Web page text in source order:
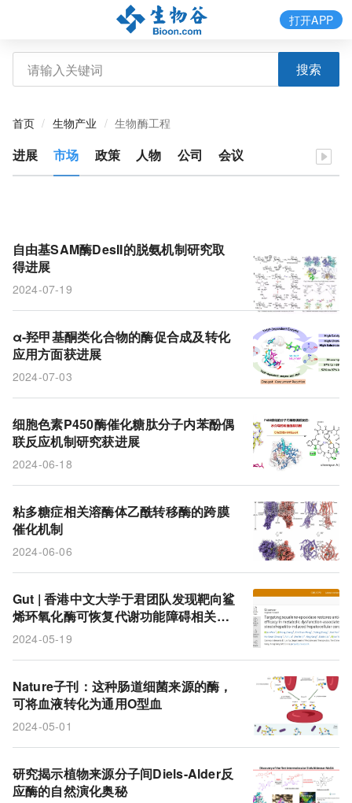
搜索
打开APP
首页 生物产业 生物酶工程
进展 市场 政策 人物 公司 会议
自由基SAM酶DesII的脱氨机制研究取
得进展
2024-07-19
α-羟甲基酮类化合物的酶促合成及转化
应用方面获进展
2024-07-03
细胞色素P450酶催化糖肽分子内苯酚偶
联反应机制研究获进展
2024-06-18
粘多糖症相关溶酶体乙酰转移酶的跨膜
催化机制
2024-06-06
Gut | 香港中文大学于君团队发现靶向鲨
烯环氧化酶可恢复代谢功能障碍相关脂
肪性肝炎诱导肝细胞癌的抗PD-1疗效
2024-05-19
Nature子刊：这种肠道细菌来源的酶，
可将血液转化为通用O型血
2024-05-01
研究揭示植物来源分子间Diels-Alder反
应酶的自然演化奥秘